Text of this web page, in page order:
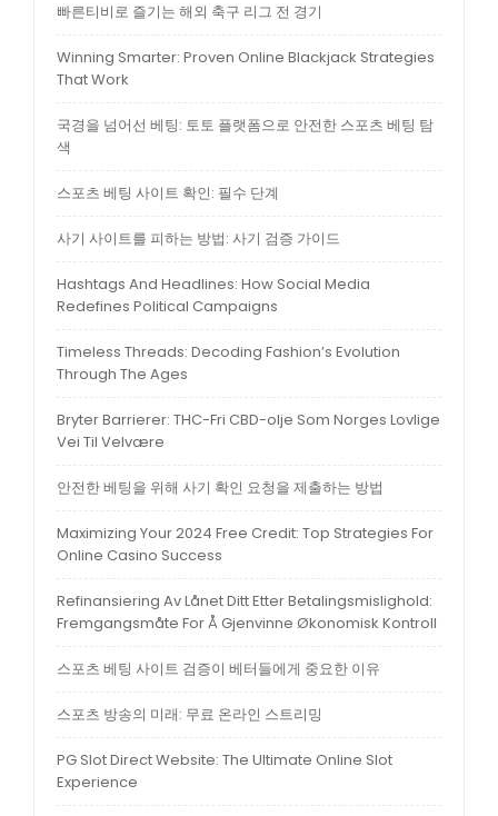
빠른티비로 즐기는 해외 축구 리그 전 경기
Winning Smarter: Proven Online Blackjack Strategies
That Work
국경을 넘어선 베팅: 토토 플랫폼으로 안전한 스포츠 베팅 탐
색
스포츠 베팅 사이트 확인: 필수 단계
사기 사이트를 피하는 방법: 사기 검증 가이드
Hashtags And Headlines: How Social Media
Redefines Political Campaigns
Timeless Threads: Decoding Fashion’s Evolution
Through The Ages
Bryter Barrierer: THC-Fri CBD-olje Som Norges Lovlige
Vei Til Velvære
안전한 베팅을 위해 사기 확인 요청을 제출하는 방법
Maximizing Your 2024 Free Credit: Top Strategies For
Online Casino Success
Refinansiering Av Lånet Ditt Etter Betalingsmislighold:
Fremgangsmåte For Å Gjenvinne Økonomisk Kontroll
스포츠 베팅 사이트 검증이 베터들에게 중요한 이유
스포츠 방송의 미래: 무료 온라인 스트리밍
PG Slot Direct Website: The Ultimate Online Slot
Experience